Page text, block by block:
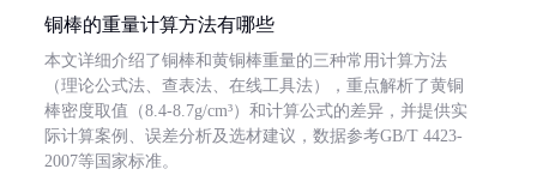
铜棒的重量计算方法有哪些
本文详细介绍了铜棒和黄铜棒重量的三种常用计算方法
（理论公式法、查表法、在线工具法），重点解析了黄铜
棒密度取值（8.4-8.7g/cm³）和计算公式的差异，并提供实
际计算案例、误差分析及选材建议，数据参考GB/T 4423-
2007等国家标准。